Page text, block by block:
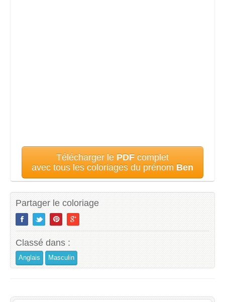
Télécharger le PDF complet
avec tous les coloriages du prénom Ben
Partager le coloriage
Classé dans :
Anglais Masculin